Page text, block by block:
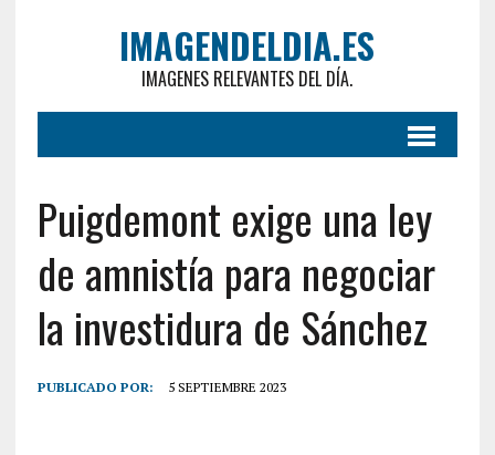
IMAGENDELDIA.ES
IMAGENES RELEVANTES DEL DÍA.
Puigdemont exige una ley
de amnistía para negociar
la investidura de Sánchez
PUBLICADO POR: 5 SEPTIEMBRE 2023